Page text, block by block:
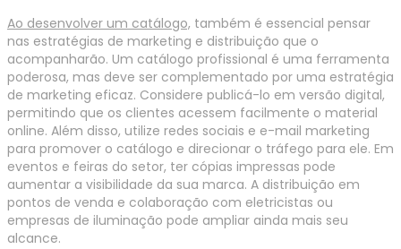
Ao desenvolver um catálogo, também é essencial pensar
nas estratégias de marketing e distribuição que o
acompanharão. Um catálogo profissional é uma ferramenta
poderosa, mas deve ser complementado por uma estratégia
de marketing eficaz. Considere publicá-lo em versão digital,
permitindo que os clientes acessem facilmente o material
online. Além disso, utilize redes sociais e e-mail marketing
para promover o catálogo e direcionar o tráfego para ele. Em
eventos e feiras do setor, ter cópias impressas pode
aumentar a visibilidade da sua marca. A distribuição em
pontos de venda e colaboração com eletricistas ou
empresas de iluminação pode ampliar ainda mais seu
alcance.